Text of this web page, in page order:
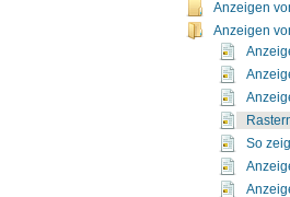
Anzeigen
Anzeigen
So